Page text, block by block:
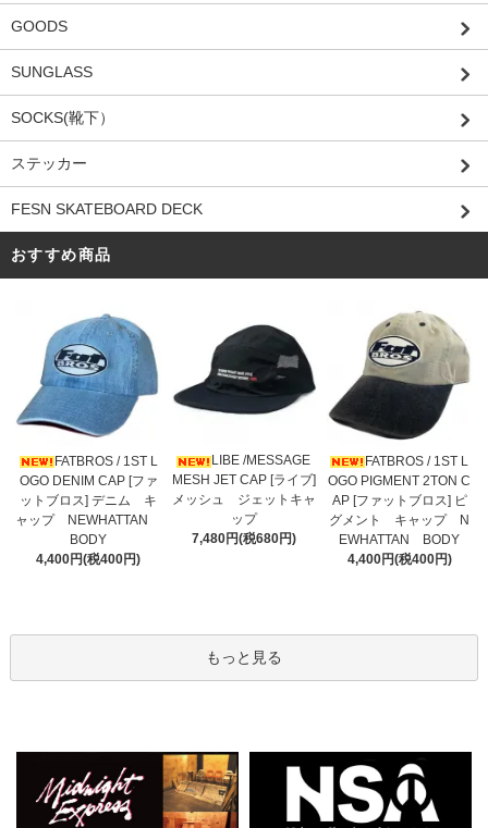
GOODS
SUNGLASS
SOCKS(靴下）
ステッカー
FESN SKATEBOARD DECK
おすすめ商品
FATBROS / 1ST L
OGO DENIM CAP [ファ
ットブロス] デニム キ
ャップ NEWHATTAN
BODY
4,400円(税400円)
LIBE /MESSAGE
MESH JET CAP [ライブ]
メッシュ ジェットキャ
ップ
7,480円(税680円)
FATBROS / 1ST L
OGO PIGMENT 2TON C
AP [ファットブロス] ピ
グメント キャップ N
EWHATTAN BODY
4,400円(税400円)
もっと見る